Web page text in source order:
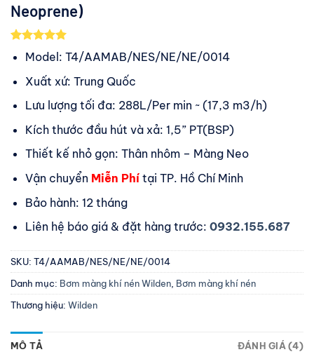
Neoprene)
5.00 trên 5
dựa trên
đánh giá
Model: T4/AAMAB/NES/NE/NE/0014
Xuất xứ: Trung Quốc
Lưu lượng tối đa: 288L/Per min ~ (17,3 m3/h)
Kích thước đầu hút và xả: 1,5” PT(BSP)
Thiết kế nhỏ gọn: Thân nhôm – Màng Neo
Vận chuyển Miễn Phítại TP. Hồ Chí Minh
Bảo hành: 12 tháng
Liên hệ báo giá & đặt hàng trước: 0932.155.687
SKU: T4/AAMAB/NES/NE/NE/0014
Danh mục: Bơm màng khí nén Wilden Bơm màng khí nén
Thương hiệu: Wilden
MÔ TẢ ĐÁNH GIÁ (4)